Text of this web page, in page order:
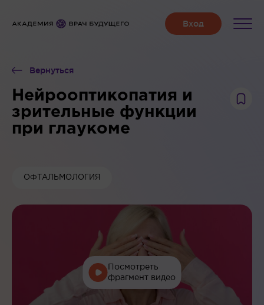
Вернуться
Нейрооптикопатия и
зрительные функции
при глаукоме
ОФТАЛЬМОЛОГИЯ
Посмотреть
фрагмент видео